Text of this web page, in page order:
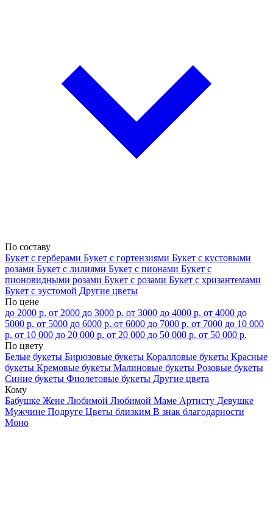
По составу
Букет с герберами Букет с гортензиями Букет с кустовыми
розами Букет с лилиями Букет с пионами Букет с
пионовидными розами Букет с розами Букет с хризантемами
Букет с эустомой Другие цветы
По цене
до 2000 р. от 2000 до 3000 р. от 3000 до 4000 р. от 4000 до
5000 р. от 5000 до 6000 р. от 6000 до 7000 р. от 7000 до 10 000
р. от 10 000 до 20 000 р. от 20 000 до 50 000 р. от 50 000 р.
По цвету
Белые букеты Бирюзовые букеты Коралловые букеты Красные
букеты Кремовые букеты Малиновые букеты Розовые букеты
Синие букеты Фиолетовые букеты Другие цвета
Кому
Бабушке Жене Любимой Любимой Маме Артисту Девушке
Мужчине Подруге Цветы близким В знак благодарности
Моно